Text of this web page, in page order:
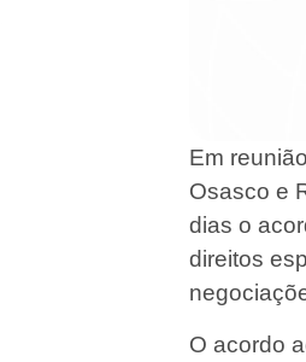
Em
Osasco e
dias o
direitos
O acordo